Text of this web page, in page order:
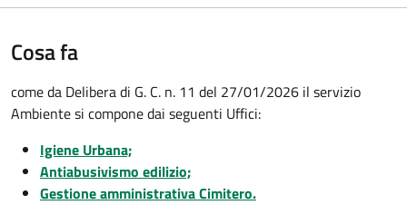
Cosa fa
come da Delibera di G. C. n. 11 del 27/01/2026 il servizio
Ambiente si compone dai seguenti Uffici:
Igiene Urbana;
Antiabusivismo edilizio;
Gestione amministrativa Cimitero.